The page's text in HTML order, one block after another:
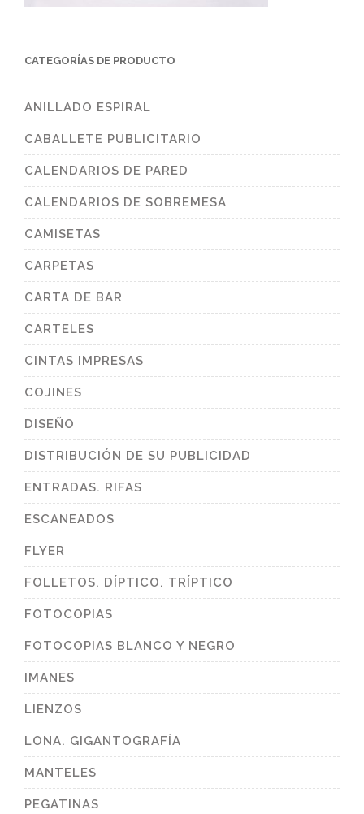
CATEGORÍAS DE PRODUCTO
ANILLADO ESPIRAL
CABALLETE PUBLICITARIO
CALENDARIOS DE PARED
CALENDARIOS DE SOBREMESA
CAMISETAS
CARPETAS
CARTA DE BAR
CARTELES
CINTAS IMPRESAS
COJINES
DISEÑO
DISTRIBUCIÓN DE SU PUBLICIDAD
ENTRADAS. RIFAS
ESCANEADOS
FLYER
FOLLETOS. DÍPTICO. TRÍPTICO
FOTOCOPIAS
FOTOCOPIAS BLANCO Y NEGRO
IMANES
LIENZOS
LONA. GIGANTOGRAFÍA
MANTELES
PEGATINAS